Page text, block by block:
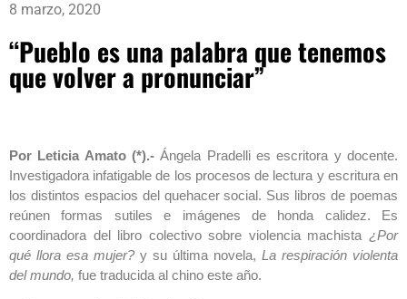
8 marzo, 2020
“Pueblo es una palabra que tenemos
que volver a pronunciar”
Por Leticia Amato (*).-Ángela Pradelli es escritora y docente.
Investigadora infatigable de los procesos de lectura y escritura en
los distintos espacios del quehacer social. Sus libros de poemas
reúnen formas sutiles e imágenes de honda calidez. Es
coordinadora del libro colectivo sobre violencia machista ¿Por
qué llora esa mujer?y su última novela, La respiración violenta
del mundo, fue traducida al chino este año.